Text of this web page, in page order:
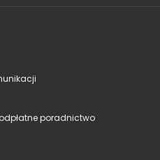
poradnictwo